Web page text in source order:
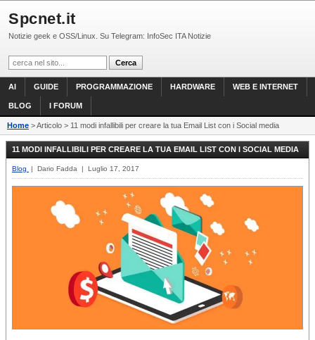
Spcnet.it
Notizie geek e OSS/Linux. Su Telegram: InfoSec ITA Notizie
AI GUIDE PROGRAMMAZIONE HARDWARE WEB E INTERNET
BLOG I FORUM
Home > Articolo > 11 modi infallibili per creare la tua Email List con i Social media
11 MODI INFALLIBILI PER CREARE LA TUA EMAIL LIST CON I SOCIAL MEDIA
Blog | Dario Fadda | Luglio 17, 2017